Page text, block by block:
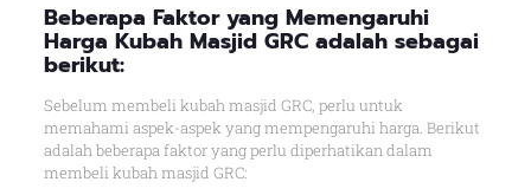
Beberapa Faktor yang Memengaruhi
Harga Kubah Masjid GRC adalah sebagai
berikut:
Sebelum membeli kubah masjid GRC, perlu untuk
memahami aspek-aspek yang mempengaruhi harga. Berikut
adalah beberapa faktor yang perlu diperhatikan dalam
membeli kubah masjid GRC: